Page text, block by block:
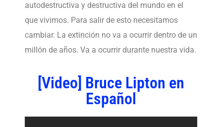
autodestructiva y destructiva del mundo en el
que vivimos. Para salir de esto necesitamos
cambiar. La extinción no va a ocurrir dentro de un
millón de años. Va a ocurrir durante nuestra vida.
[Video] Bruce Lipton en
Español